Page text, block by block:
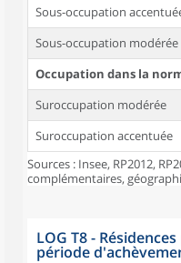
Sous-occupation
Sous-occupation modérée
Occupation dans la
Suroccupation modérée
Suroccupation accentuée
Sources : Insee, RP2012,
complémentaires,
LOG T8 -
période